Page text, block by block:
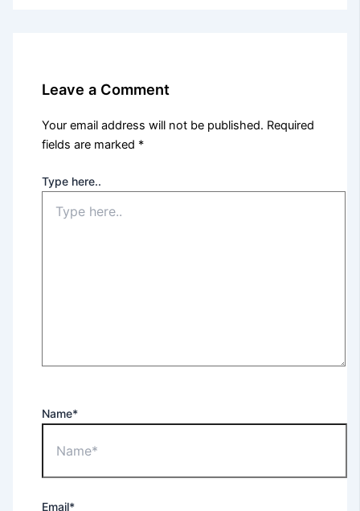
Leave a Comment
Your email address will not be published. Required
fields are marked *
Type here..
Name*
Email*